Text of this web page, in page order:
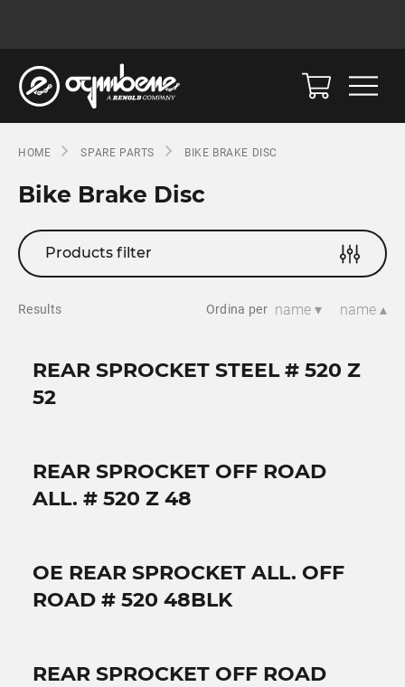
HOME SPARE PARTS BIKE BRAKE DISC
Bike Brake Disc
Products filter
Results Ordina per name ▾ name ▴
REAR SPROCKET STEEL # 520 Z
52
REAR SPROCKET OFF ROAD
ALL. # 520 Z 48
OE REAR SPROCKET ALL. OFF
ROAD # 520 48BLK
REAR SPROCKET OFF ROAD